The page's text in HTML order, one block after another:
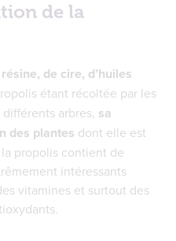
de la
de cire, d’huiles
étant récoltée par les
arbres, sa
des plantes dont elle est
propolis contient de
intéressants
vitamines et surtout des